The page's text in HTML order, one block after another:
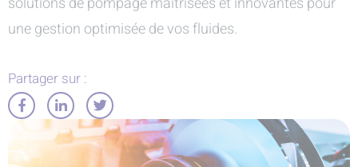
une gestion optimisée de vos fluides.
Partager sur :
PartagerPartager
sur
Partager
sur